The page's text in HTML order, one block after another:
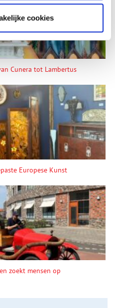
cookies
Cunera tot Lambertus
Europese Kunst
zoekt mensen op